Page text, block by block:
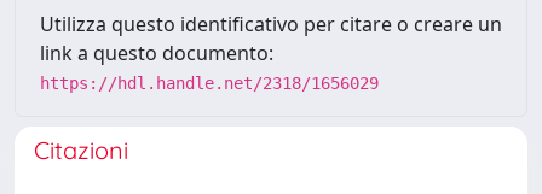
Utilizza questo identificativo per citare o creare un
link a questo documento:
https://hdl.handle.net/2318/1656029
Citazioni